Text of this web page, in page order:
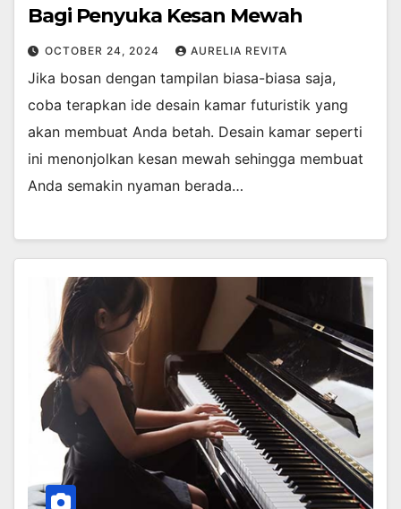
Bagi Penyuka Kesan Mewah
OCTOBER 24, 2024 AURELIA REVITA
Jika bosan dengan tampilan biasa-biasa saja,
coba terapkan ide desain kamar futuristik yang
akan membuat Anda betah. Desain kamar seperti
ini menonjolkan kesan mewah sehingga membuat
Anda semakin nyaman berada…